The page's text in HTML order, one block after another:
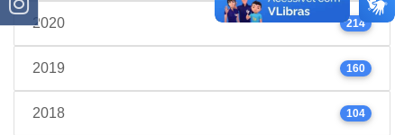
2020 214
2019 160
2018 104